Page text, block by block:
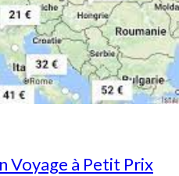
Voyage à Petit Prix